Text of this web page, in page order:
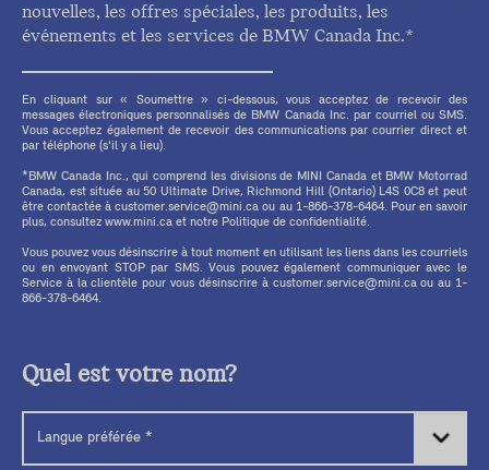
nouvelles, les offres spéciales, les produits, les
événements et les services de BMW Canada Inc.*
En cliquant sur « Soumettre » ci-dessous, vous acceptez de recevoir des
messages électroniques personnalisés de BMW Canada Inc. par courriel ou SMS.
Vous acceptez également de recevoir des communications par courrier direct et
par téléphone (s'il y a lieu).
*BMW Canada Inc., qui comprend les divisions de MINI Canada et BMW Motorrad
Canada, est située au 50 Ultimate Drive, Richmond Hill (Ontario) L4S 0C8 et peut
être contactée à customer.service@mini.ca ou au 1-866-378-6464. Pour en savoir
plus, consultez www.mini.ca et notre Politique de confidentialité.
Vous pouvez vous désinscrire à tout moment en utilisant les liens dans les courriels
ou en envoyant STOP par SMS. Vous pouvez également communiquer avec le
Service à la clientèle pour vous désinscrire à customer.service@mini.ca ou au 1-
866-378-6464.
Quel est votre nom?